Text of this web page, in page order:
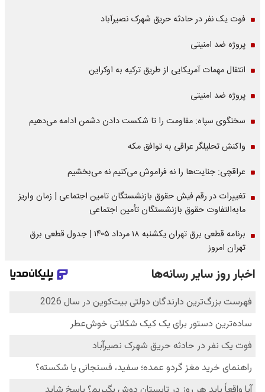
فوت یک نفر در حادثه حریق شهرک نصیرآباد
پروژه ضد امنیتی
انتقال مهمات آمریکایی از طریق ترکیه به اوکراین
پروژه ضد امنیتی
سخنگوی سپاه: مقاومت را تا شکست دادن دشمن ادامه می‌دهیم
واکنش تحلیلگر عراقی به توافق مکه
عراقچی: جنایت‌ها را نه فراموش می‌کنیم نه می‌بخشیم
تغییرات در رقم فیش حقوق بازنشستگان تامین اجتماعی | زمان واریز
مابه‌التفاوت حقوق بازنشستگان تأمین اجتماعی
برنامه قطعی برق تهران یکشنبه ۱۸ مرداد ۱۴۰۵ | جدول قطعی برق
تهران امروز